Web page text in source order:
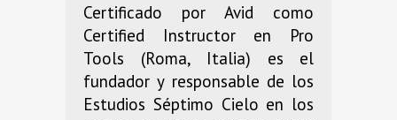
Certificado por Avid como
Certified Instructor en Pro
Tools (Roma, Italia) es el
fundador y responsable de los
Estudios Séptimo Cielo en los